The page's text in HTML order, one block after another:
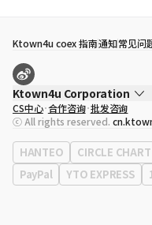
Ktown4u coex 指南通知常见问
Ktown4u Corporation
代表
宋効珉
营业执照 120-87-71116
公司地址 首尔特别市 江南区 岭
CS中心 合作咨询 批发咨询
ⓒ All rights reserved.
HANTEO CIRCLE CHART
PayPal
YTO EXPRESS